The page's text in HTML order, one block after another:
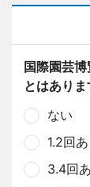
国際園芸
とはあり
ない
1.2回
3.4回